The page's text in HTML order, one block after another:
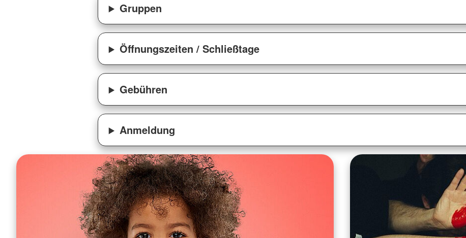
Gruppen
Öffnungszeiten / Schließtage
Gebühren
Anmeldung